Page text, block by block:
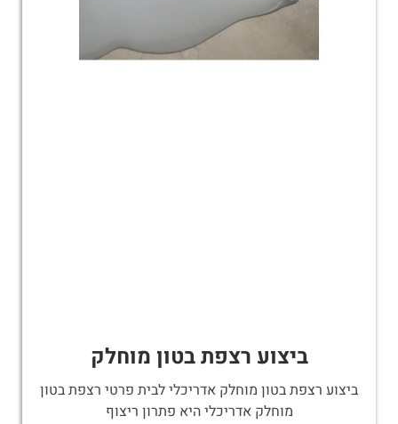
ביצוע רצפת בטון מוחלק
ביצוע רצפת בטון מוחלק אדריכלי לבית פרטי רצפת בטון
מוחלק אדריכלי היא פתרון ריצוף